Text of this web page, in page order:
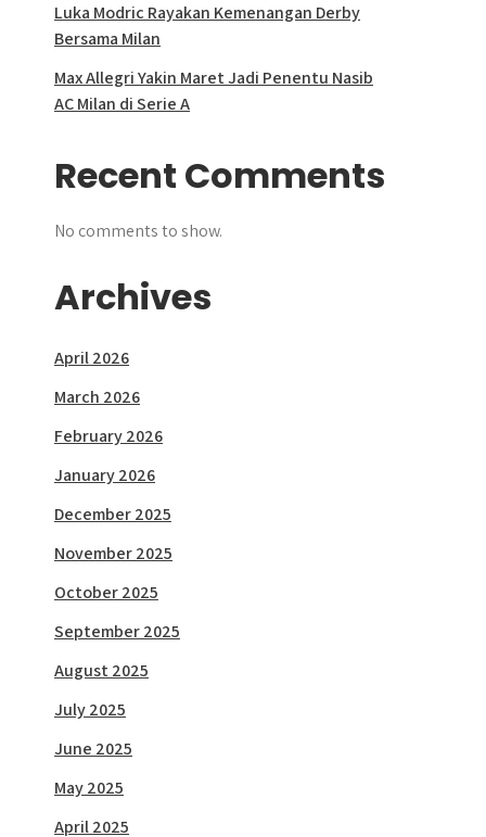
Luka Modric Rayakan Kemenangan Derby
Bersama Milan
Max Allegri Yakin Maret Jadi Penentu Nasib
AC Milan di Serie A
Recent Comments
No comments to show.
Archives
April 2026
March 2026
February 2026
January 2026
December 2025
November 2025
October 2025
September 2025
August 2025
July 2025
June 2025
May 2025
April 2025